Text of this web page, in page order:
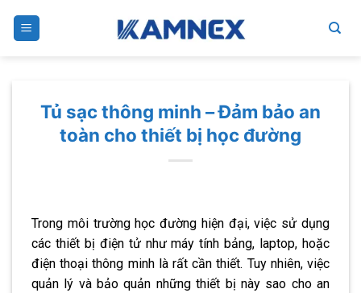
Tủ sạc thông minh – Đảm bảo an
toàn cho thiết bị học đường
Trong môi trường học đường hiện đại, việc sử dụng
các thiết bị điện tử như máy tính bảng, laptop, hoặc
điện thoại thông minh là rất cần thiết. Tuy nhiên, việc
quản lý và bảo quản những thiết bị này sao cho an